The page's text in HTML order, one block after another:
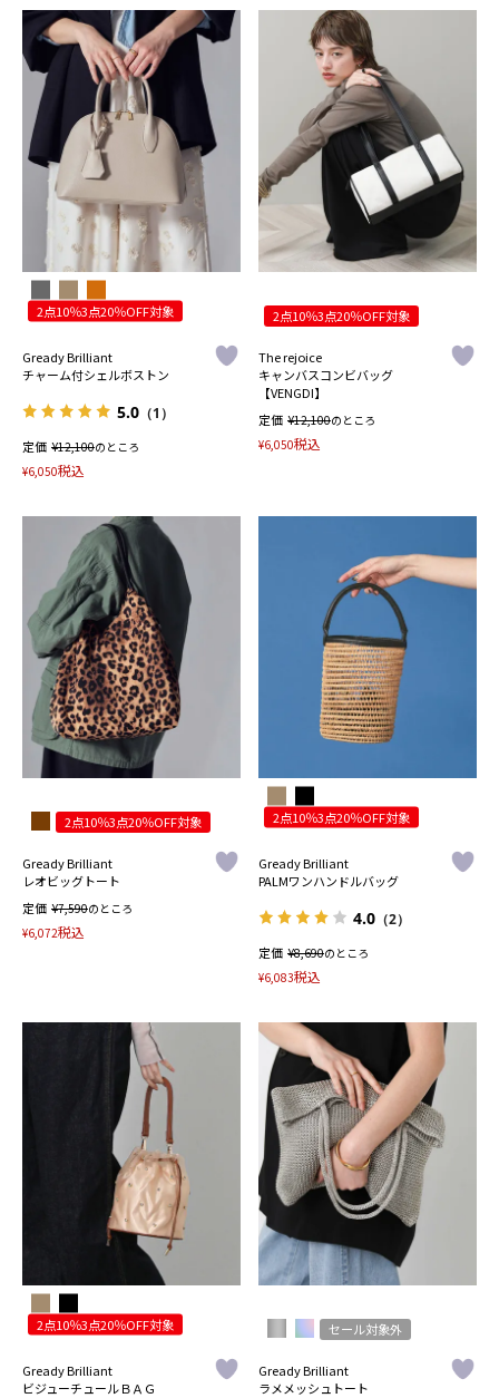
2点10％3点20％OFF対象
Gready Brilliant
チャーム付シェルボストン
5.0 （1）
定価 ¥12,100のところ
¥6,050税込
2点10％3点20％OFF対象
The rejoice
キャンバスコンビバッグ
【VENGDI】
定価 ¥12,100のところ
¥6,050税込
2点10％3点20％OFF対象
Gready Brilliant
レオビッグトート
定価 ¥7,590のところ
¥6,072税込
2点10％3点20％OFF対象
Gready Brilliant
PALMワンハンドルバッグ
4.0 （2）
定価 ¥8,690のところ
¥6,083税込
2点10％3点20％OFF対象
Gready Brilliant
ビジューチュールＢＡＧ
セール対象外
Gready Brilliant
ラメメッシュトート